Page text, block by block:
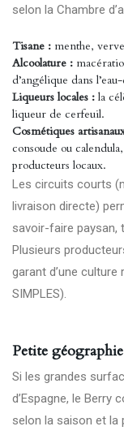
selon la Chambre
Tisane : menthe,
Alcoolature :
d’angélique dans
Liqueurs locales : la
liqueur de cerfeuil.
Cosmétiques
consoude ou
producteurs locaux.
Les circuits courts
livraison directe)
savoir-faire paysan,
Plusieurs
garant d’une
SIMPLES).
Petite
Si les grandes
d’Espagne, le Berry
selon la saison et la